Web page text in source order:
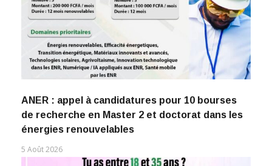
ANER : appel à candidatures pour 10 bourses
de recherche en Master 2 et doctorat dans les
énergies renouvelables
5 Août 2026